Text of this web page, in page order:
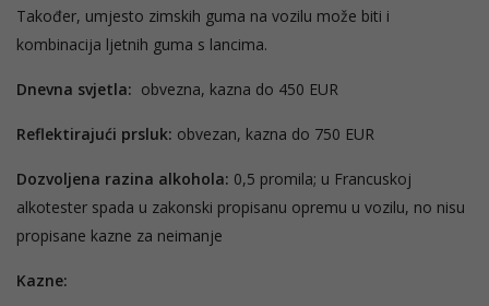
Također, umjesto zimskih guma na vozilu može biti i
kombinacija ljetnih guma s lancima.
Dnevna svjetla: obvezna, kazna do 450 EUR
Reflektirajući prsluk: obvezan, kazna do 750 EUR
Dozvoljena razina alkohola: 0,5 promila; u Francuskoj
alkotester spada u zakonski propisanu opremu u vozilu, no nisu
propisane kazne za neimanje
Kazne: